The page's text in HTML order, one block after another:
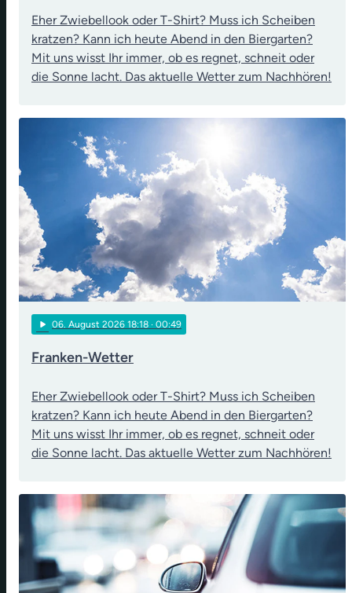
Eher Zwiebellook oder T-Shirt? Muss ich Scheiben
kratzen? Kann ich heute Abend in den Biergarten?
Mit uns wisst Ihr immer, ob es regnet, schneit oder
die Sonne lacht. Das aktuelle Wetter zum Nachhören!
play_arrow 06. August 2026 18:18 · 00:49
Franken-Wetter
Eher Zwiebellook oder T-Shirt? Muss ich Scheiben
kratzen? Kann ich heute Abend in den Biergarten?
Mit uns wisst Ihr immer, ob es regnet, schneit oder
die Sonne lacht. Das aktuelle Wetter zum Nachhören!